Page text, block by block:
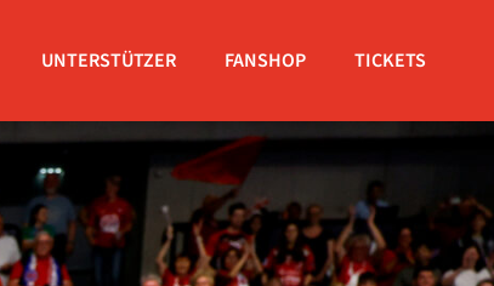
UNTERSTÜTZER FANSHOP TICKETS